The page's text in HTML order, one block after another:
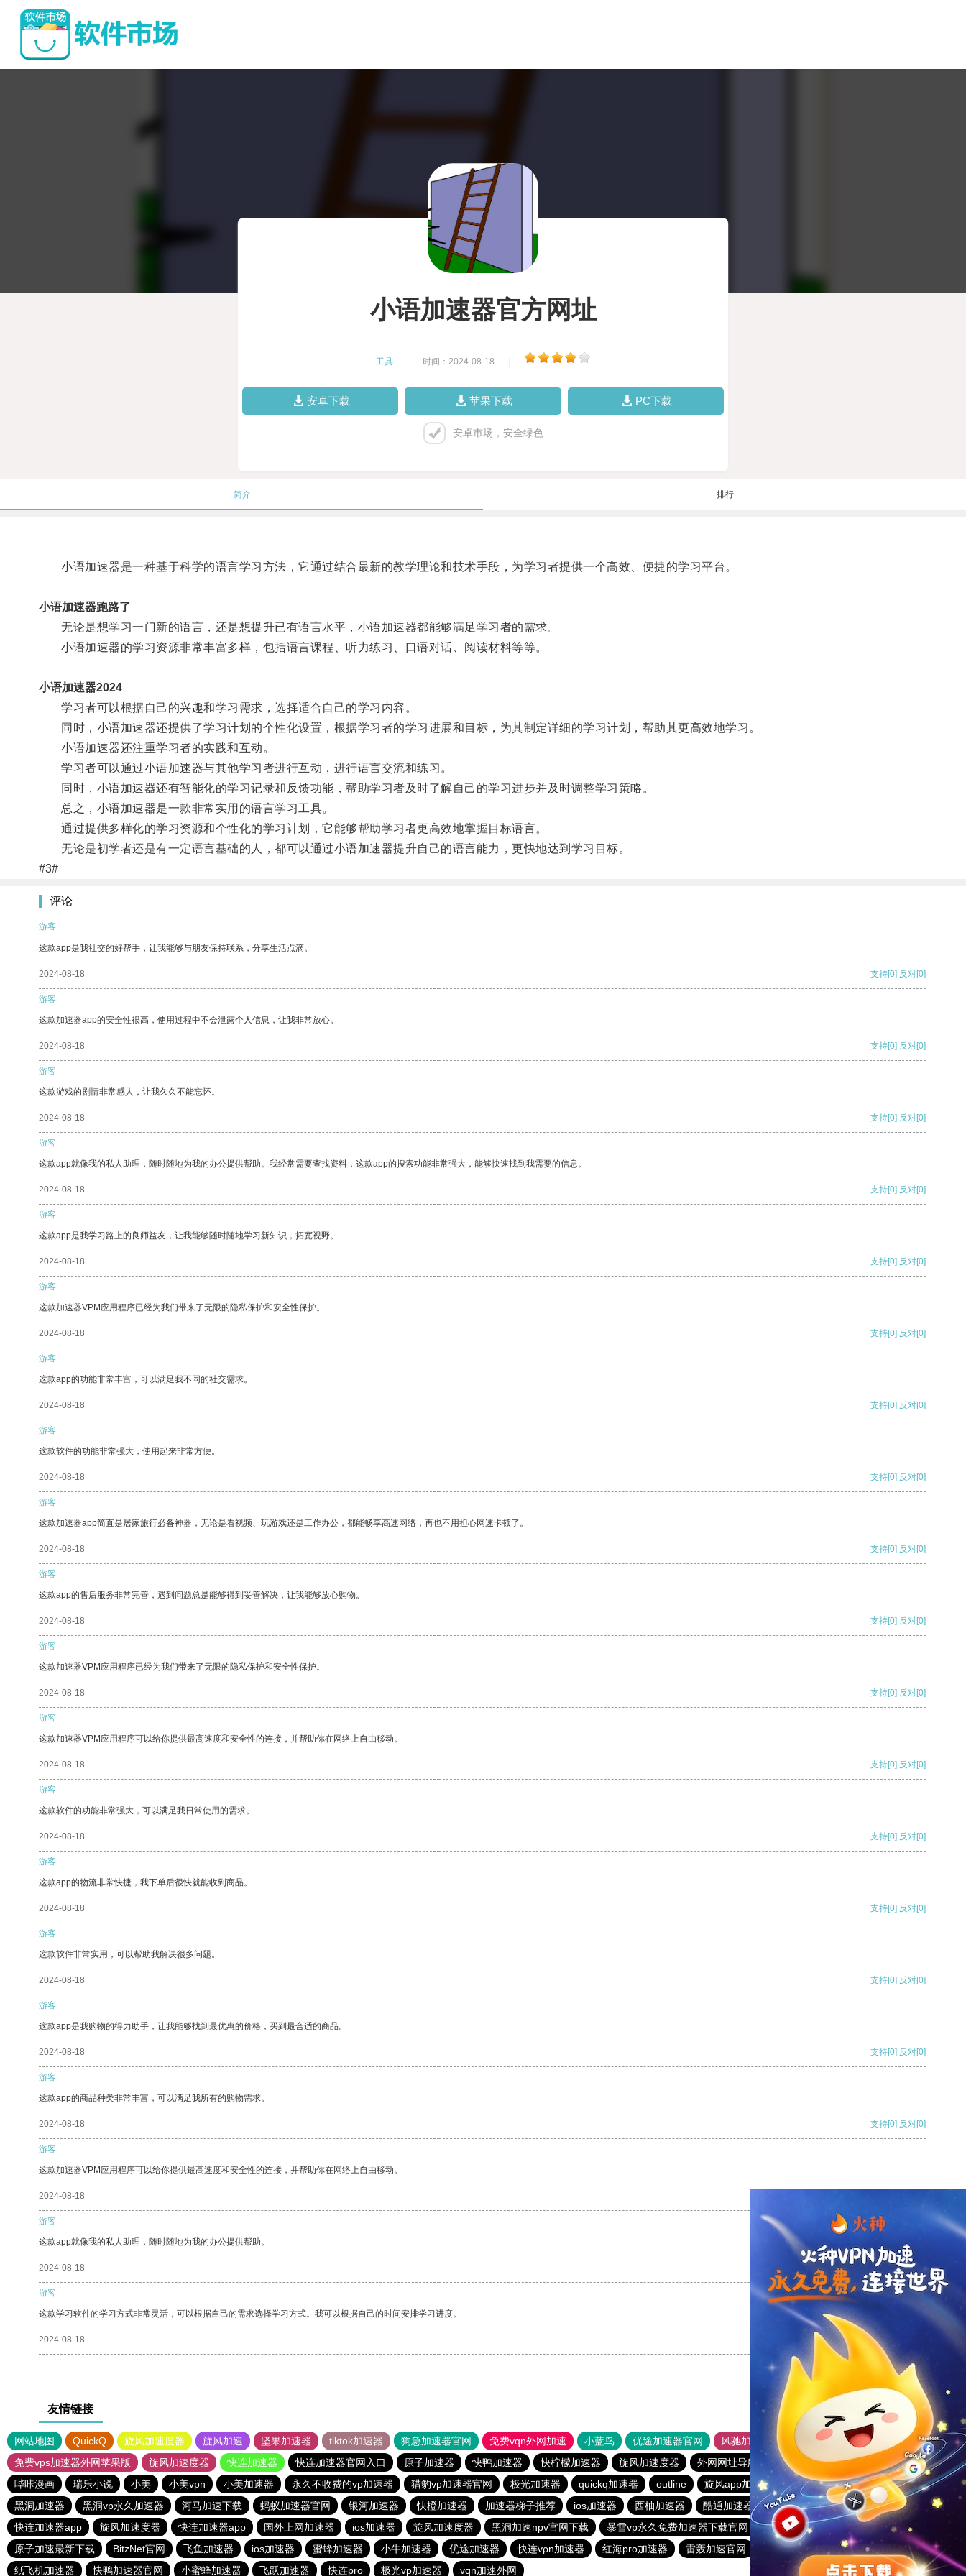
小语加速器官方网址
工具 时间：2024-08-18
安卓下载 苹果下载 PC下载
安卓市场，安全绿色
简介 排行
小语加速器是一种基于科学的语言学习方法，它通过结合最新的教学理论和技术手段，为学习者提供一个高效、便捷的学习平台。
小语加速器跑路了
无论是想学习一门新的语言，还是想提升已有语言水平，小语加速器都能够满足学习者的需求。
小语加速器的学习资源非常丰富多样，包括语言课程、听力练习、口语对话、阅读材料等等。
小语加速器2024
学习者可以根据自己的兴趣和学习需求，选择适合自己的学习内容。
同时，小语加速器还提供了学习计划的个性化设置，根据学习者的学习进展和目标，为其制定详细的学习计划，帮助其更高效地学习。
小语加速器还注重学习者的实践和互动。
学习者可以通过小语加速器与其他学习者进行互动，进行语言交流和练习。
同时，小语加速器还有智能化的学习记录和反馈功能，帮助学习者及时了解自己的学习进步并及时调整学习策略。
总之，小语加速器是一款非常实用的语言学习工具。
通过提供多样化的学习资源和个性化的学习计划，它能够帮助学习者更高效地掌握目标语言。
无论是初学者还是有一定语言基础的人，都可以通过小语加速器提升自己的语言能力，更快地达到学习目标。
#3#
评论
游客
这款app是我社交的好帮手，让我能够与朋友保持联系，分享生活点滴。
2024-08-18 支持[0] 反对[0]
游客
这款加速器app的安全性很高，使用过程中不会泄露个人信息，让我非常放心。
2024-08-18 支持[0] 反对[0]
游客
这款游戏的剧情非常感人，让我久久不能忘怀。
2024-08-18 支持[0] 反对[0]
游客
这款app就像我的私人助理，随时随地为我的办公提供帮助。我经常需要查找资料，这款app的搜索功能非常强大，能够快速找到我需要的信息。
2024-08-18 支持[0] 反对[0]
游客
这款app是我学习路上的良师益友，让我能够随时随地学习新知识，拓宽视野。
2024-08-18 支持[0] 反对[0]
游客
这款加速器VPM应用程序已经为我们带来了无限的隐私保护和安全性保护。
2024-08-18 支持[0] 反对[0]
游客
这款app的功能非常丰富，可以满足我不同的社交需求。
2024-08-18 支持[0] 反对[0]
游客
这款软件的功能非常强大，使用起来非常方便。
2024-08-18 支持[0] 反对[0]
游客
这款加速器app简直是居家旅行必备神器，无论是看视频、玩游戏还是工作办公，都能畅享高速网络，再也不用担心网速卡顿了。
2024-08-18 支持[0] 反对[0]
游客
这款app的售后服务非常完善，遇到问题总是能够得到妥善解决，让我能够放心购物。
2024-08-18 支持[0] 反对[0]
游客
这款加速器VPM应用程序已经为我们带来了无限的隐私保护和安全性保护。
2024-08-18 支持[0] 反对[0]
游客
这款加速器VPM应用程序可以给你提供最高速度和安全性的连接，并帮助你在网络上自由移动。
2024-08-18 支持[0] 反对[0]
游客
这款软件的功能非常强大，可以满足我日常使用的需求。
2024-08-18 支持[0] 反对[0]
游客
这款app的物流非常快捷，我下单后很快就能收到商品。
2024-08-18 支持[0] 反对[0]
游客
这款软件非常实用，可以帮助我解决很多问题。
2024-08-18 支持[0] 反对[0]
游客
这款app是我购物的得力助手，让我能够找到最优惠的价格，买到最合适的商品。
2024-08-18 支持[0] 反对[0]
游客
这款app的商品种类非常丰富，可以满足我所有的购物需求。
2024-08-18 支持[0] 反对[0]
游客
这款加速器VPM应用程序可以给你提供最高速度和安全性的连接，并帮助你在网络上自由移动。
2024-08-18
游客
这款app就像我的私人助理，随时随地为我的办公提供帮助。
2024-08-18 支持 [0] 反对 [0]
游客
这款学习软件的学习方式非常灵活，可以根据自己的需求选择学习方式。我可以根据自己的时间安排学习进度。
2024-08-18 支持
友情链接
网站地图 QuickQ 旋风加速度器 旋风加速 坚果加速器 tiktok加速器 狗急加速器官网 免费vqn外网加速 小蓝鸟 优途加速器官网 风驰加速器
旋风加速器
免费vps加速器外网苹果版
旋风加速度器 快连加速器 快连加速器官网入口 原子加速器 快鸭加速器 快柠檬加速器 旋风加速度器 外网网址导航 软件中心 雷霆加速
狂飙加速器
哔咔漫画
瑞乐小说 小美 小美vpn 小美加速器 永久不收费的vp加速器 猎豹vp加速器官网 极光加速器 quickq加速器 outline 旋风app加速器官网下载
快联加速器
黑洞加速器
黑洞vp永久加速器 河马加速下载 蚂蚁加速器官网 银河加速器 快橙加速器 加速器梯子推荐 ios加速器 西柚加速器 酷通加速器官网 快柠檬官网
旋风加速
快连加速器app
旋风加速度器 快连加速器app 国外上网加速器 ios加速器 旋风加速度器 黑洞加速npv官网下载 暴雪vp永久免费加速器下载官网 twitter加速器
1元机场
原子加速最新下载
BitzNet官网 飞鱼加速器 ios加速器 蜜蜂加速器 小牛加速器 优途加速器 快连vρn加速器 红海pro加速器 雷轰加速官网 hammer加速器
雷轰加速器
纸飞机加速器
快鸭加速器官网 小蜜蜂加速器 飞跃加速器 快连pro 极光vp加速器 vqn加速外网